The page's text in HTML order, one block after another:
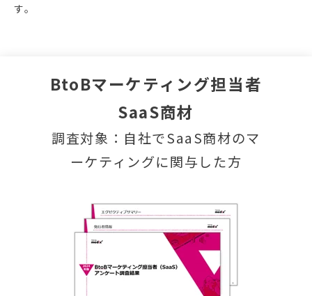
す。
BtoBマーケティング担当者
SaaS商材
調査対象：自社でSaaS商材のマ
ーケティングに関与した方